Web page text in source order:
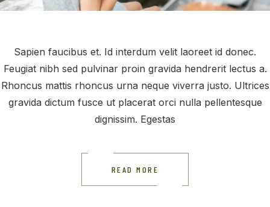
Sapien faucibus et. Id interdum velit laoreet id donec.
Feugiat nibh sed pulvinar proin gravida hendrerit lectus a.
Rhoncus mattis rhoncus urna neque viverra justo. Ultrices
gravida dictum fusce ut placerat orci nulla pellentesque
dignissim. Egestas
READ MORE